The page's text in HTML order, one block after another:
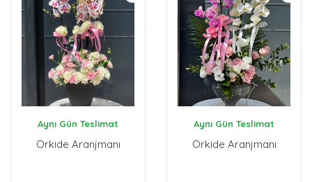
Aynı Gün Teslimat
Orkide Aranjmanı
Aynı Gün Teslimat
Orkide Aranjmanı